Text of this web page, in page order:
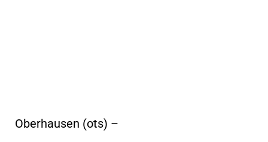
Oberhausen (ots) –